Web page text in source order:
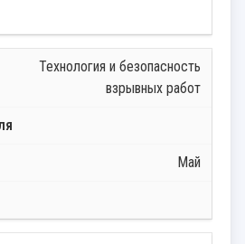
Технология и безопасность
взрывных работ
Май